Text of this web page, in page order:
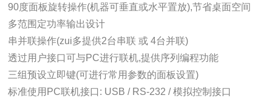
90度面板旋转操作(机器可垂直或水平置放),节省桌面空间
多范围定功率输出设计
串并联操作(zui多提供2台串联 或 4台并联)
透过用户接口可与PC进行联机,提供序列编程功能
三组预设立即键(可进行常用参数的面板设置)
标准使用PC联机接口: USB / RS-232 / 模拟控制接口